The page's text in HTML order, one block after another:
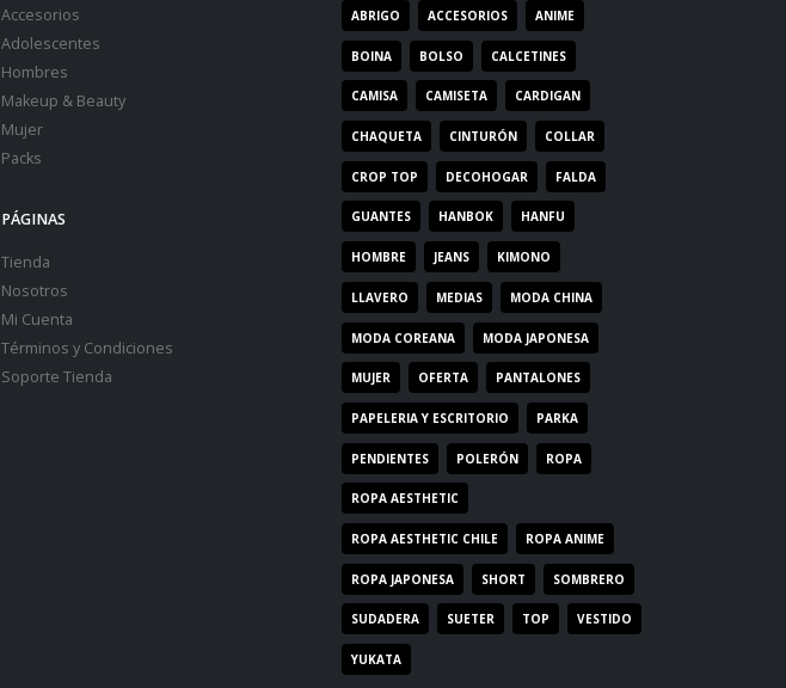
Accesorios
Adolescentes
Hombres
Makeup & Beauty
Mujer
Packs
PÁGINAS
Tienda
Nosotros
Mi Cuenta
Términos y Condiciones
Soporte Tienda
ABRIGO ACCESORIOS ANIME
BOINA BOLSO CALCETINES
CAMISA CAMISETA CARDIGAN
CHAQUETA CINTURÓN COLLAR
CROP TOP DECOHOGAR FALDA
GUANTES HANBOK HANFU
HOMBRE JEANS KIMONO
LLAVERO MEDIAS MODA CHINA
MODA COREANA MODA JAPONESA
MUJER OFERTA PANTALONES
PAPELERIA Y ESCRITORIO PARKA
PENDIENTES POLERÓN ROPA
ROPA AESTHETIC
ROPA AESTHETIC CHILE ROPA ANIME
ROPA JAPONESA SHORT SOMBRERO
SUDADERA SUETER TOP VESTIDO
YUKATA